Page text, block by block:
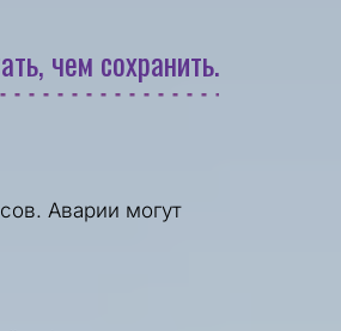
чем сохранить.
Аварии могут